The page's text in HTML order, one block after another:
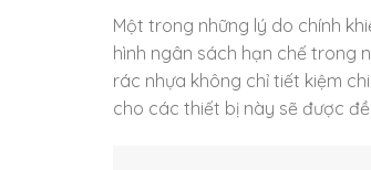
Một trong những lý do chính
hình ngân sách hạn chế trong
rác nhựa không chỉ tiết kiệm
cho các thiết bị này sẽ được